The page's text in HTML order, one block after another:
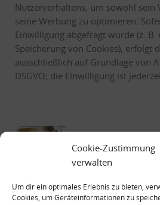
Cookie-Zustimmung
verwalten
Um dir ein optimales Erlebnis zu bieten,
Cookies, um Geräteinformationen zu
Nutzerverhaltens, um sowohl sein
seine Werbung zu optimieren.
Einwilligung abgefragt wurde (z.
Speicherung von Cookies), erfolgt
ausschließlich auf Grundlage von
DSGVO; die Einwilligung ist